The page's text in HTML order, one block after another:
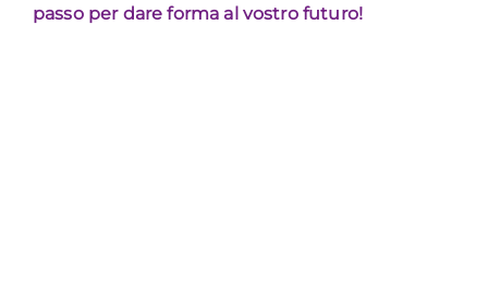
passo per dare forma al vostro futuro!